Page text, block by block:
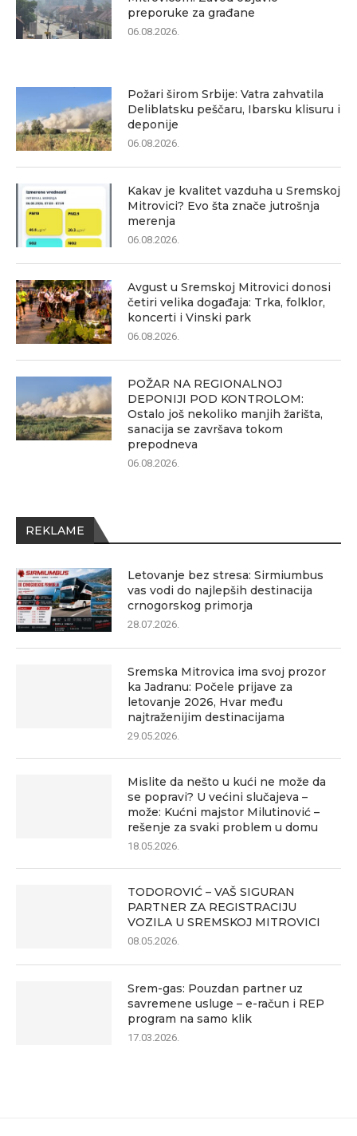
preporuke za građane
06.08.2026.
Požari širom Srbije: Vatra zahvatila
Deliblatsku peščaru, Ibarsku klisuru i
deponije
06.08.2026.
Kakav je kvalitet vazduha u Sremskoj
Mitrovici? Evo šta znače jutrošnja
merenja
06.08.2026.
Avgust u Sremskoj Mitrovici donosi
četiri velika događaja: Trka, folklor,
koncerti i Vinski park
06.08.2026.
POŽAR NA REGIONALNOJ
DEPONIJI POD KONTROLOM:
Ostalo još nekoliko manjih žarišta,
sanacija se završava tokom
prepodneva
06.08.2026.
REKLAME
Letovanje bez stresa: Sirmiumbus
vas vodi do najlepših destinacija
crnogorskog primorja
28.07.2026.
Sremska Mitrovica ima svoj prozor
ka Jadranu: Počele prijave za
letovanje 2026, Hvar među
najtraženijim destinacijama
29.05.2026.
Mislite da nešto u kući ne može da
se popravi? U većini slučajeva –
može: Kućni majstor Milutinović –
rešenje za svaki problem u domu
18.05.2026.
TODOROVIĆ – VAŠ SIGURAN
PARTNER ZA REGISTRACIJU
VOZILA U SREMSKOJ MITROVICI
08.05.2026.
Srem-gas: Pouzdan partner uz
savremene usluge – e-račun i REP
program na samo klik
17.03.2026.